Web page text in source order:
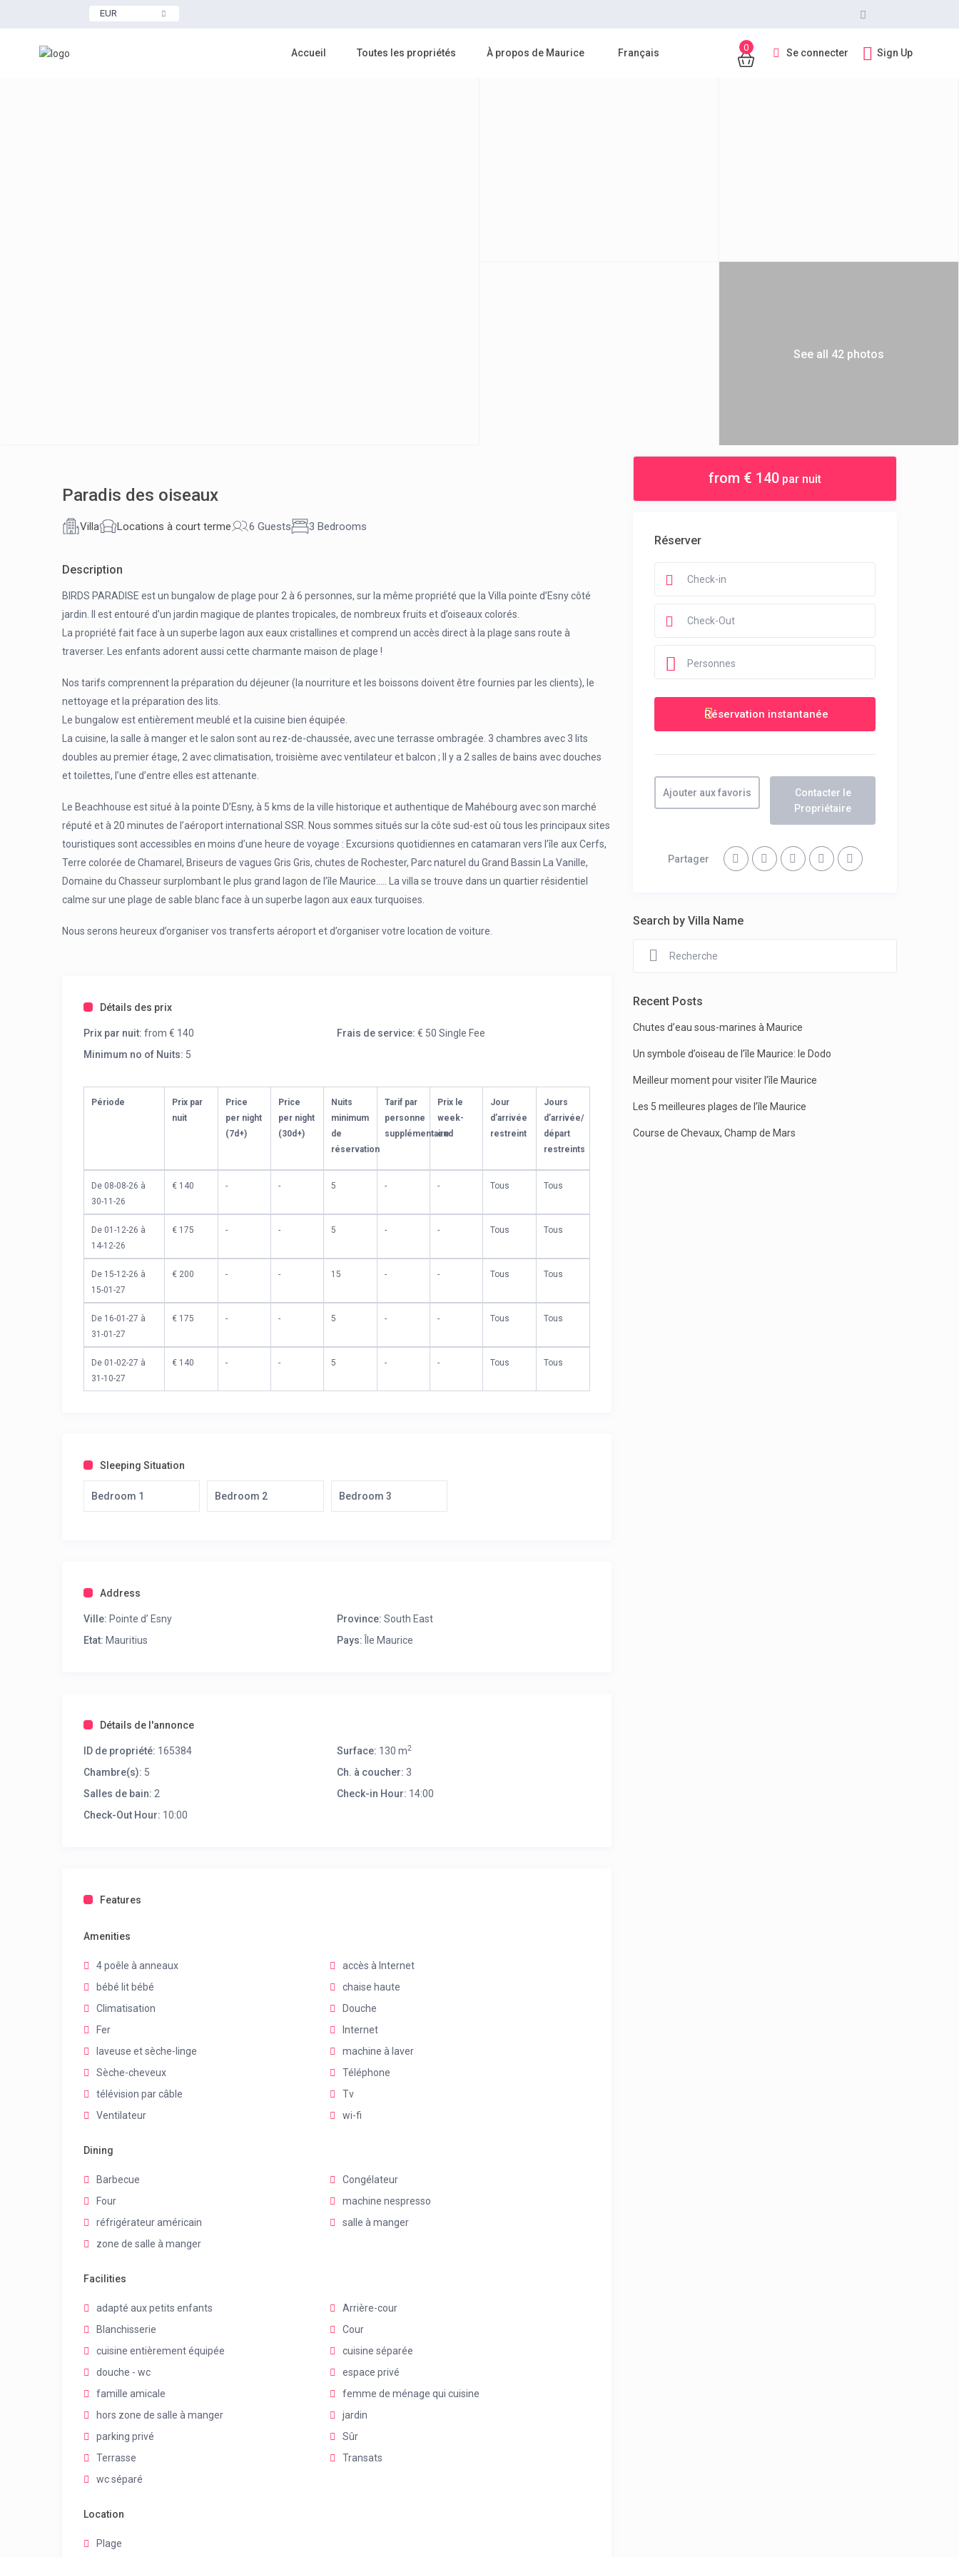
EUR
0 Se connecter Sign Up
Accueil Toutes les propriétés À propos de Maurice Français
See all 42 photos
Paradis des oiseaux
Villa Locations à court terme 6 Guests 3 Bedrooms
Description
BIRDS PARADISE est un bungalow de plage pour 2 à 6 personnes, sur la même propriété que la Villa pointe d’Esny côté
jardin. Il est entouré d’un jardin magique de plantes tropicales, de nombreux fruits et d’oiseaux colorés.
La propriété fait face à un superbe lagon aux eaux cristallines et comprend un accès direct à la plage sans route à
traverser. Les enfants adorent aussi cette charmante maison de plage !
Nos tarifs comprennent la préparation du déjeuner (la nourriture et les boissons doivent être fournies par les clients), le
nettoyage et la préparation des lits.
Le bungalow est entièrement meublé et la cuisine bien équipée.
La cuisine, la salle à manger et le salon sont au rez-de-chaussée, avec une terrasse ombragée. 3 chambres avec 3 lits
doubles au premier étage, 2 avec climatisation, troisième avec ventilateur et balcon ; Il y a 2 salles de bains avec douches
et toilettes, l’une d’entre elles est attenante.
Le Beachhouse est situé à la pointe D’Esny, à 5 kms de la ville historique et authentique de Mahébourg avec son marché
réputé et à 20 minutes de l’aéroport international SSR. Nous sommes situés sur la côte sud-est où tous les principaux sites
touristiques sont accessibles en moins d’une heure de voyage : Excursions quotidiennes en catamaran vers l’île aux Cerfs,
Terre colorée de Chamarel, Briseurs de vagues Gris Gris, chutes de Rochester, Parc naturel du Grand Bassin La Vanille,
Domaine du Chasseur surplombant le plus grand lagon de l’île Maurice….. La villa se trouve dans un quartier résidentiel
calme sur une plage de sable blanc face à un superbe lagon aux eaux turquoises.
Nous serons heureux d’organiser vos transferts aéroport et d’organiser votre location de voiture.
Détails des prix
Prix par nuit: from € 140 Frais de service: € 50 Single Fee
Minimum no of Nuits: 5
Période
Prix par
nuit
Price
per night
(7d+)
Price
per night
(30d+)
Nuits
minimum
de
réservation
Tarif par
personne
supplémentaire
Prix le
week-
end
Jour
d’arrivée
restreint
Jours
d’arrivée/
départ
restreints
De 08-08-26 à
30-11-26
€ 140 - - 5 - - Tous Tous
De 01-12-26 à
14-12-26
€ 175 - - 5 - - Tous Tous
De 15-12-26 à
15-01-27
€ 200 - - 15 - - Tous Tous
De 16-01-27 à
31-01-27
€ 175 - - 5 - - Tous Tous
De 01-02-27 à
31-10-27
€ 140 - - 5 - - Tous Tous
Sleeping Situation
Bedroom 1 Bedroom 2 Bedroom 3
Address
Ville: Pointe d’ Esny Province: South East
Etat: Mauritius Pays: Île Maurice
Détails de l'annonce
ID de propriété: 165384 Surface: 130 m2
Chambre(s): 5 Ch. à coucher: 3
Salles de bain: 2 Check-in Hour: 14:00
Check-Out Hour: 10:00
Features
Amenities
4 poêle à anneaux
accès à Internet
bébé lit bébé
chaise haute
Climatisation
Douche
Fer
Internet
laveuse et sèche-linge
machine à laver
Sèche-cheveux
Téléphone
télévision par câble
Tv
Ventilateur
wi-fi
Dining
Barbecue
Congélateur
Four
machine nespresso
réfrigérateur américain
salle à manger
zone de salle à manger
Facilities
adapté aux petits enfants
Arrière-cour
Blanchisserie
Cour
cuisine entièrement équipée
cuisine séparée
douche - wc
espace privé
famille amicale
femme de ménage qui cuisine
hors zone de salle à manger
jardin
parking privé
Sûr
Terrasse
Transats
wc séparé
Location
Plage
from € 140 par nuit
Réserver
Personnes
Ajouter aux favoris
Contacter le
Propriétaire
Partager
Search by Villa Name
Recent Posts
Chutes d’eau sous-marines à Maurice
Un symbole d’oiseau de l’île Maurice: le Dodo
Meilleur moment pour visiter l’île Maurice
Les 5 meilleures plages de l’île Maurice
Course de Chevaux, Champ de Mars